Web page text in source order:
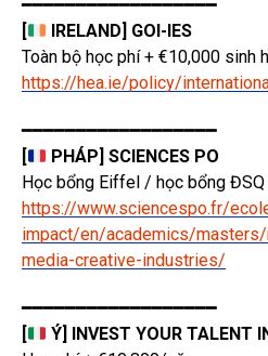
━━━━━━━━━━━━━━━━━━
[
IRELAND] GOI-IES
Toàn bộ học phí + €10,000 sinh
https://hea.ie/policy/
━━━━━━━━━━━━━━━━━━
[
PHÁP] SCIENCES PO
Học bổng Eiffel / học bổng ĐSQ
https://www.sciencespo.fr/
impact/en/academics/
media-creative-industries/
━━━━━━━━━━━━━━━━━━
[
Ý] INVEST YOUR TALENT